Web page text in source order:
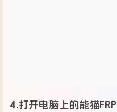
4.打开电脑上的能猫FRP